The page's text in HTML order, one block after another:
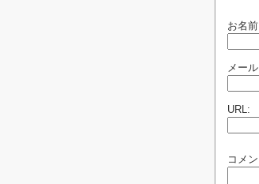
お名
メー
URL:
コメ